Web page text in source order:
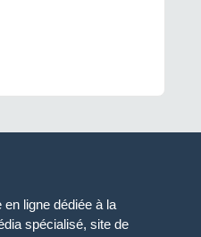
ligne dédiée à la
spécialisé, site de